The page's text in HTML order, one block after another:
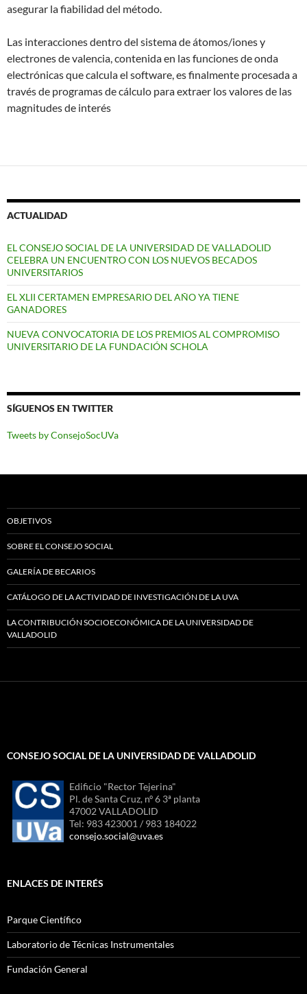
asegurar la fiabilidad del método.
Las interacciones dentro del sistema de átomos/iones y
electrones de valencia, contenida en las funciones de onda
electrónicas que calcula el software, es finalmente procesada a
través de programas de cálculo para extraer los valores de las
magnitudes de interés
ACTUALIDAD
EL CONSEJO SOCIAL DE LA UNIVERSIDAD DE VALLADOLID
CELEBRA UN ENCUENTRO CON LOS NUEVOS BECADOS
UNIVERSITARIOS
EL XLII CERTAMEN EMPRESARIO DEL AÑO YA TIENE
GANADORES
NUEVA CONVOCATORIA DE LOS PREMIOS AL COMPROMISO
UNIVERSITARIO DE LA FUNDACIÓN SCHOLA
SÍGUENOS EN TWITTER
Tweets by ConsejoSocUVa
OBJETIVOS
SOBRE EL CONSEJO SOCIAL
GALERÍA DE BECARIOS
CATÁLOGO DE LA ACTIVIDAD DE INVESTIGACIÓN DE LA UVA
LA CONTRIBUCIÓN SOCIOECONÓMICA DE LA UNIVERSIDAD DE
VALLADOLID
CONSEJO SOCIAL DE LA UNIVERSIDAD DE VALLADOLID
Edificio "Rector Tejerina"
Pl. de Santa Cruz, nº 6 3ª planta
47002 VALLADOLID
Tel: 983 423001 / 983 184022
consejo.social@uva.es
ENLACES DE INTERÉS
Parque Científico
Laboratorio de Técnicas Instrumentales
Fundación General